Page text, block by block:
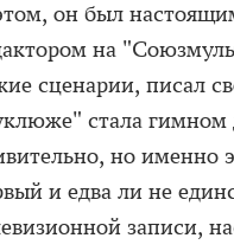
он был
на
сценарии, писал
стала гимном
но именно
и едва ли не
записи,